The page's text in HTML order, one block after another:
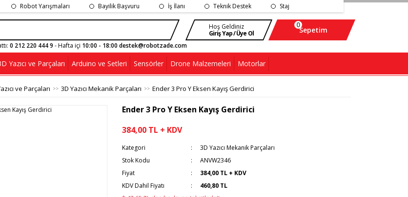
Robot Yarışmaları Bayilik Başvuru İş İlanı Teknik Destek Staj
Hoş Geldiniz
Giriş Yap / Üye Ol
Sepetim
0
0 212 220 444 9 - Hafta içi 10:00 - 18:00 destek@robotzade.com
Yazıcı ve Parçaları Arduino ve Setleri Sensörler Drone Malzemeleri Motorlar
ve Parçaları 3D Yazıcı Mekanik Parçaları Ender 3 Pro Y Eksen Kayış Gerdirici
Ender 3 Pro Y Eksen Kayış Gerdirici
384,00 TL + KDV
Kategori
3D Yazıcı Mekanik Parçaları
Stok Kodu
ANVW2346
Fiyat
384,00 TL + KDV
KDV Dahil Fiyatı
460,80 TL